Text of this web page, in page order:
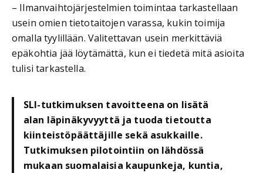
– Ilmanvaihtojärjestelmien toimintaa tarkastellaan
usein omien tietotaitojen varassa, kukin toimija
omalla tyylillään. Valitettavan usein merkittäviä
epäkohtia jää löytämättä, kun ei tiedetä mitä asioita
tulisi tarkastella.
SLI-tutkimuksen tavoitteena on lisätä
alan läpinäkyvyyttä ja tuoda tietoutta
kiinteistöpäättäjille sekä asukkaille.
Tutkimuksen pilotointiin on lähdössä
mukaan suomalaisia kaupunkeja, kuntia,